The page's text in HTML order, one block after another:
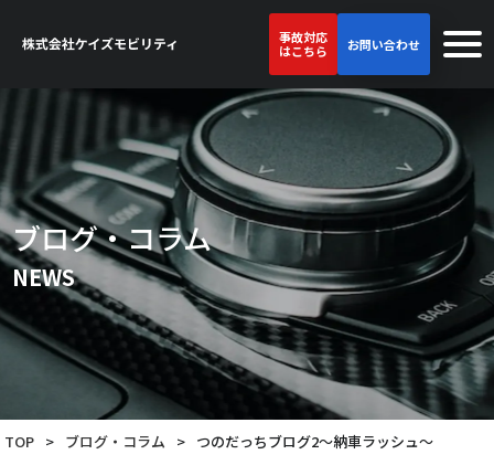
事故対応
はこちら
お問い合わせ
ブログ・コラム
NEWS
TOP > ブログ・コラム > つのだっちブログ2～納車ラッシュ～